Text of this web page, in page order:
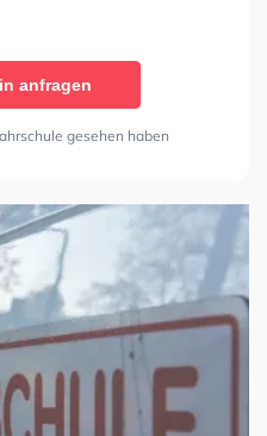
anfragen
gesehen haben